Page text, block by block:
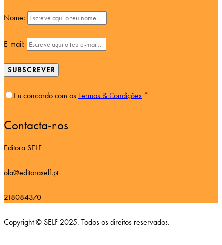
Nome:
E-mail:
SUBSCREVER
Eu concordo com osTermos & Condições *
Contacta-nos
Editora SELF
ola@editoraself.pt
218084370
Copyright © SELF 2025. Todos os direitos reservados.